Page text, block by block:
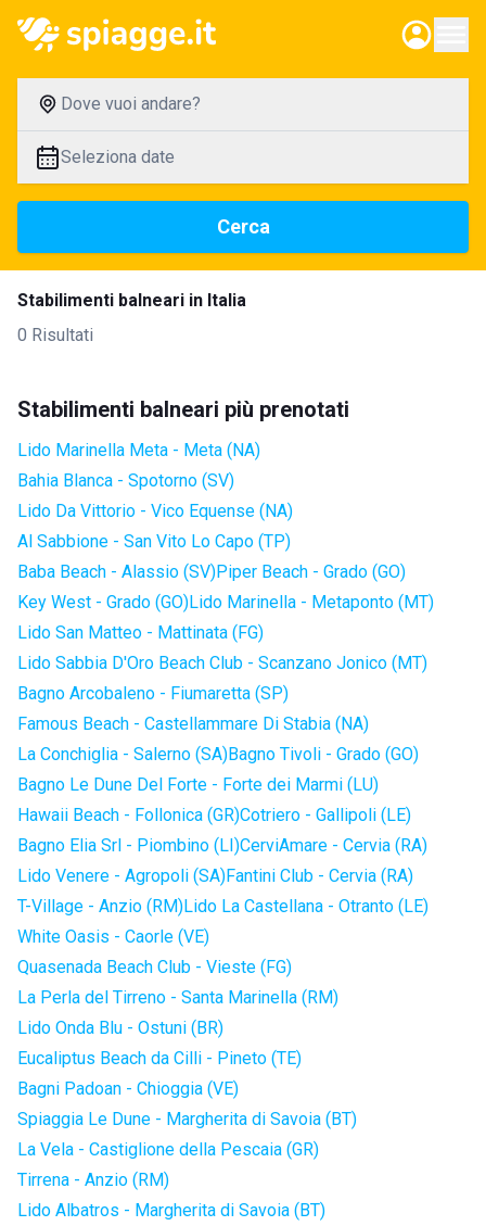
Dove vuoi andare?
Seleziona date
Cerca
Stabilimenti balneari in Italia
0 Risultati
Stabilimenti balneari più prenotati
Lido Marinella Meta - Meta (NA)
Bahia Blanca - Spotorno (SV)
Lido Da Vittorio - Vico Equense (NA)
Al Sabbione - San Vito Lo Capo (TP)
Baba Beach - Alassio (SV)Piper Beach - Grado (GO)
Key West - Grado (GO)Lido Marinella - Metaponto (MT)
Lido San Matteo - Mattinata (FG)
Lido Sabbia D'Oro Beach Club - Scanzano Jonico (MT)
Bagno Arcobaleno - Fiumaretta (SP)
Famous Beach - Castellammare Di Stabia (NA)
La Conchiglia - Salerno (SA)Bagno Tivoli - Grado (GO)
Bagno Le Dune Del Forte - Forte dei Marmi (LU)
Hawaii Beach - Follonica (GR)Cotriero - Gallipoli (LE)
Bagno Elia Srl - Piombino (LI)CerviAmare - Cervia (RA)
Lido Venere - Agropoli (SA)Fantini Club - Cervia (RA)
T-Village - Anzio (RM)Lido La Castellana - Otranto (LE)
White Oasis - Caorle (VE)
Quasenada Beach Club - Vieste (FG)
La Perla del Tirreno - Santa Marinella (RM)
Lido Onda Blu - Ostuni (BR)
Eucaliptus Beach da Cilli - Pineto (TE)
Bagni Padoan - Chioggia (VE)
Spiaggia Le Dune - Margherita di Savoia (BT)
La Vela - Castiglione della Pescaia (GR)
Tirrena - Anzio (RM)
Lido Albatros - Margherita di Savoia (BT)